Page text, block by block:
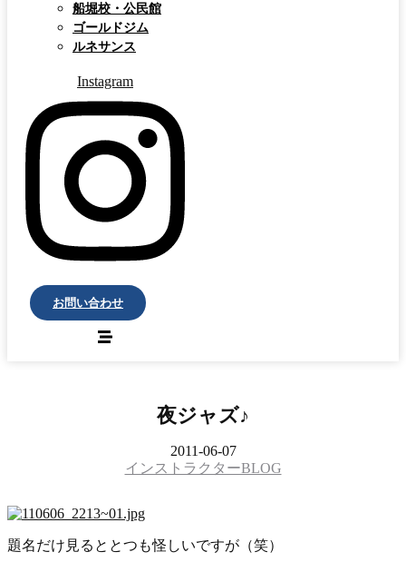
船堀校・公民館
ゴールドジム
ルネサンス
Instagram
お問い合わせ
夜ジャズ♪
2011-06-07
インストラクターBLOG
題名だけ見るととつも怪しいですが（笑）